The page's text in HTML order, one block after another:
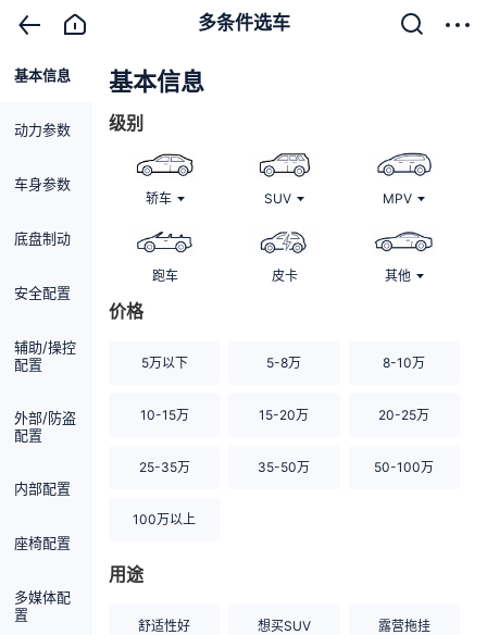
多条件选车
基本信息
动力参数
车身参数
底盘制动
安全配置
辅助/操控
配置
外部/防盗
配置
内部配置
座椅配置
多媒体配
置
基本信息
级别
轿车 SUV MPV
跑车 皮卡 其他
价格
5万以下 5-8万 8-10万
10-15万 15-20万 20-25万
25-35万 35-50万 50-100万
100万以上
用途
舒适性好 想买SUV 露营拖挂